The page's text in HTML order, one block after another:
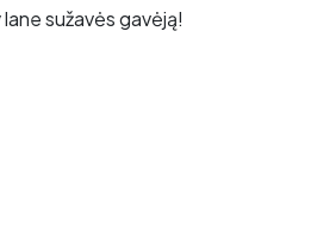
sužavės gavėją!